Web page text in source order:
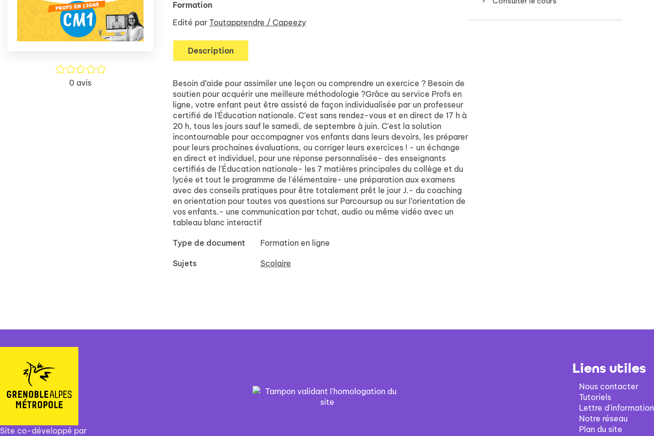
/5
0 avis
Formation
Edité par Toutapprendre / Capeezy
Description
Besoin d’aide pour assimiler une leçon ou comprendre un exercice ? Besoin de
soutien pour acquérir une meilleure méthodologie ?Grâce au service Profs en
ligne, votre enfant peut être assisté de façon individualisée par un professeur
certifié de l’Éducation nationale. C’est sans rendez-vous et en direct de 17 h à
20 h, tous les jours sauf le samedi, de septembre à juin. C'est la solution
incontournable pour accompagner vos enfants dans leurs devoirs, les préparer
pour leurs prochaines évaluations, ou corriger leurs exercices ! - un échange
en direct et individuel, pour une réponse personnalisée- des enseignants
certifiés de l'Éducation nationale- les 7 matières principales du collège et du
lycée et tout le programme de l'élémentaire- une préparation aux examens
avec des conseils pratiques pour être totalement prêt le jour J.- du coaching
en orientation pour toutes vos questions sur Parcoursup ou sur l’orientation de
vos enfants.- une communication par tchat, audio ou même vidéo avec un
tableau blanc interactif
Type de document Formation en ligne
Sujets Scolaire
Site co-développé par
Liens utiles
Nous contacter
Tutoriels
Lettre d'information
Notre réseau
Plan du site